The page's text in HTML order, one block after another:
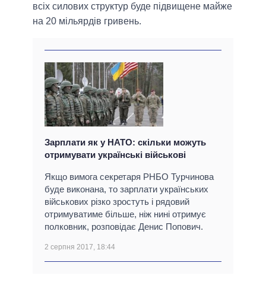
всіх силових структур буде підвищене майже
на 20 мільярдів гривень.
Зарплати як у НАТО: скільки можуть
отримувати українські військові
Якщо вимога секретаря РНБО Турчинова
буде виконана, то зарплати українських
військових різко зростуть і рядовий
отримуватиме більше, ніж нині отримує
полковник, розповідає Денис Попович.
2 серпня 2017, 18:44